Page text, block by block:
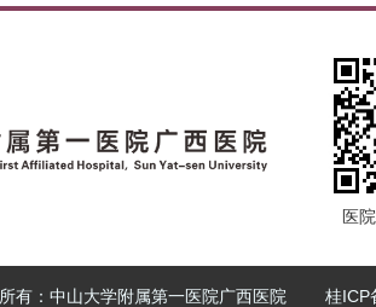
医
有：中山大学附属第一医院广西医院 桂ICP